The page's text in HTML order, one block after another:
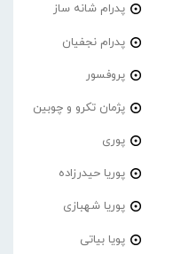
پدرام شانه ساز
پدرام نجفیان
پروفسور
پژمان تکرو و چوبین
پوری
پوریا حیدرزاده
پوریا شهبازی
پویا بیاتی